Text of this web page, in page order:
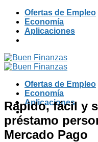
Skip
content
Ofertas de Empleo
Economía
Aplicaciones
Ofertas de Empleo
Economía
Aplicaciones
Rápido, fácil y
préstamo
Mercado Pago